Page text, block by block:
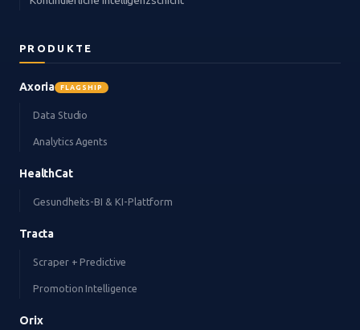
PRODUKTE
Axoria FLAGSHIP
Data Studio
Analytics Agents
HealthCat
Gesundheits-BI & KI-Plattform
Tracta
Scraper + Predictive
Promotion Intelligence
Orix